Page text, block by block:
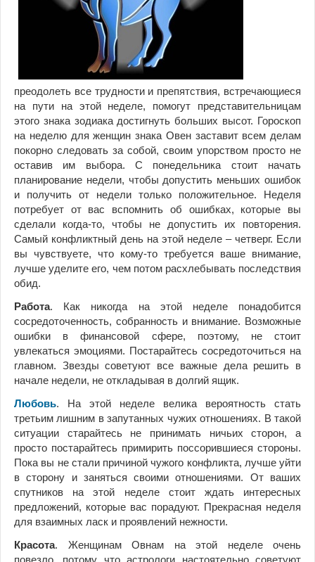
преодолеть все трудности и препятствия, встречающиеся
на пути на этой неделе, помогут представительницам
этого знака зодиака достигнуть больших высот. Гороскоп
на неделю дляженщин знака Овен заставит всем делам
покорно следовать за собой, своим упорством просто не
оставив им выбора. С понедельника стоит начать
планирование недели, чтобы допустить меньших ошибок
и получить от недели только положительное. Неделя
потребует от вас вспомнить об ошибках, которые вы
сделали когда-то, чтобы не допустить их повторения.
Самый конфликтный день на этой неделе – четверг. Если
вы чувствуете, что кому-то требуется ваше внимание,
лучше уделите его, чем потом расхлебывать последствия
обид.
Работа. Как никогда на этой неделе понадобится
сосредоточенность, собранность и внимание. Возможные
ошибки в финансовой сфере, поэтому, не стоит
увлекаться эмоциями. Постарайтесь сосредоточиться на
главном. Звезды советуют все важные дела решить в
начале недели, не откладывая в долгий ящик.
Любовь. На этой неделе велика вероятность стать
третьим лишним в запутанных чужих отношениях. В такой
ситуации старайтесь не принимать ничьих сторон, а
просто постарайтесь примирить поссорившиеся стороны.
Пока вы не стали причиной чужого конфликта, лучше уйти
в сторону и заняться своими отношениями. От ваших
спутников на этой неделе стоит ждать интересных
предложений, которые вас порадуют. Прекрасная неделя
для взаимных ласк и проявлений нежности.
Красота. Женщинам Овнам на этой неделе очень
повезло, потому что астрологи настоятельно советуют